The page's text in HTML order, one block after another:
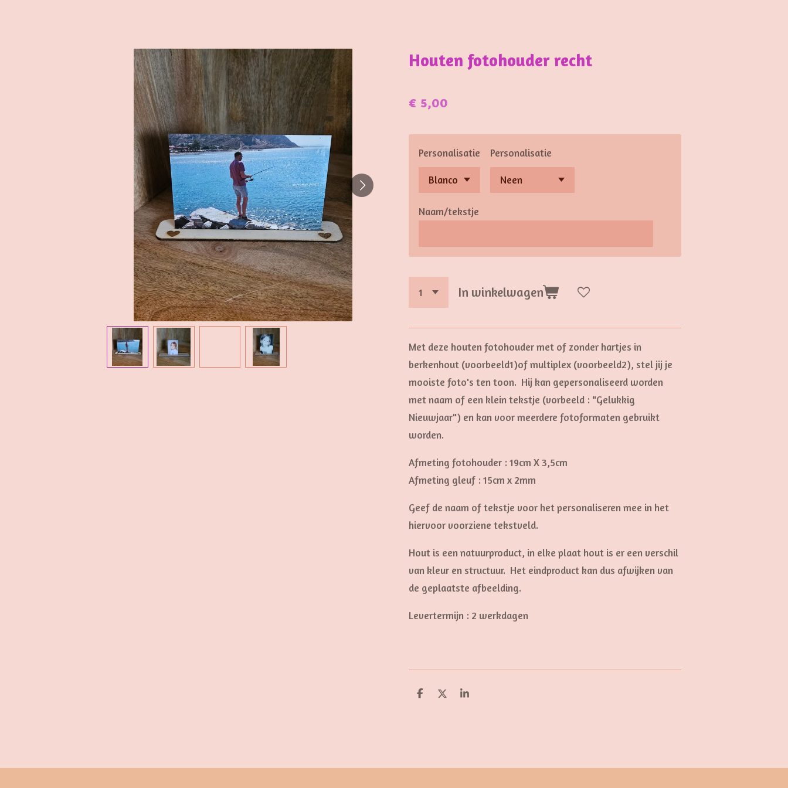
Houten fotohouder recht
€ 5,00
Personalisatie Personalisatie
Naam/tekstje
In winkelwagen
Met deze houten fotohouder met of zonder hartjes in
berkenhout (voorbeeld1)of multiplex (voorbeeld2), stel jij je
mooiste foto's ten toon. Hij kan gepersonaliseerd worden
met naam of een klein tekstje (vorbeeld : "Gelukkig
Nieuwjaar") en kan voor meerdere fotoformaten gebruikt
worden.
Afmeting fotohouder : 19cm X 3,5cm
Afmeting gleuf : 15cm x 2mm
Geef de naam of tekstje voor het personaliseren mee in het
hiervoor voorziene tekstveld.
Hout is een natuurproduct, in elke plaat hout is er een verschil
van kleur en structuur. Het eindproduct kan dus afwijken van
de geplaatste afbeelding.
Levertermijn : 2 werkdagen
D
D
S